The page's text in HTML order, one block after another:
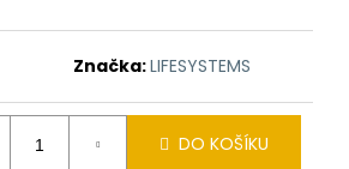
Značka:LIFESYSTEMS
DO KOŠÍKU